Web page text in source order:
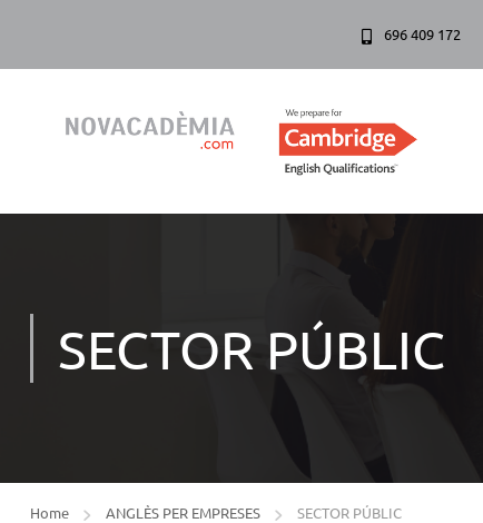
696 409 172
SECTOR PÚBLIC
Home ANGLÈS PER EMPRESES SECTOR PÚBLIC